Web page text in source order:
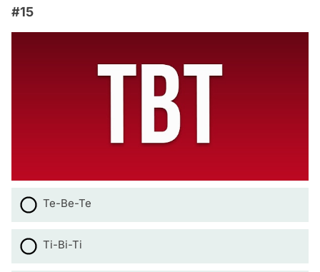
#15
Te-Be-Te
Ti-Bi-Ti